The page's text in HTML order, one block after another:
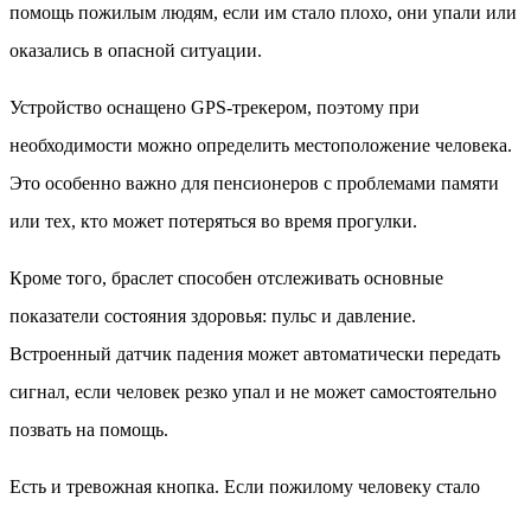
помощь пожилым людям, если им стало плохо, они упали или
оказались в опасной ситуации.
Устройство оснащено GPS-трекером, поэтому при
необходимости можно определить местоположение человека.
Это особенно важно для пенсионеров с проблемами памяти
или тех, кто может потеряться во время прогулки.
Кроме того, браслет способен отслеживать основные
показатели состояния здоровья: пульс и давление.
Встроенный датчик падения может автоматически передать
сигнал, если человек резко упал и не может самостоятельно
позвать на помощь.
Есть и тревожная кнопка. Если пожилому человеку стало